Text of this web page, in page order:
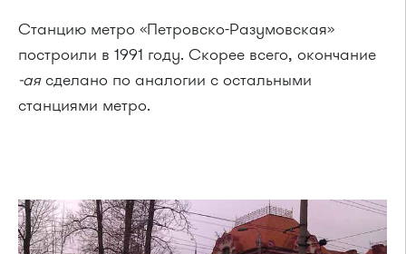
Станцию метро «Петровско-Разумовская»
построили в 1991 году. Скорее всего, окончание
-аясделано по аналогии с остальными
станциями метро.